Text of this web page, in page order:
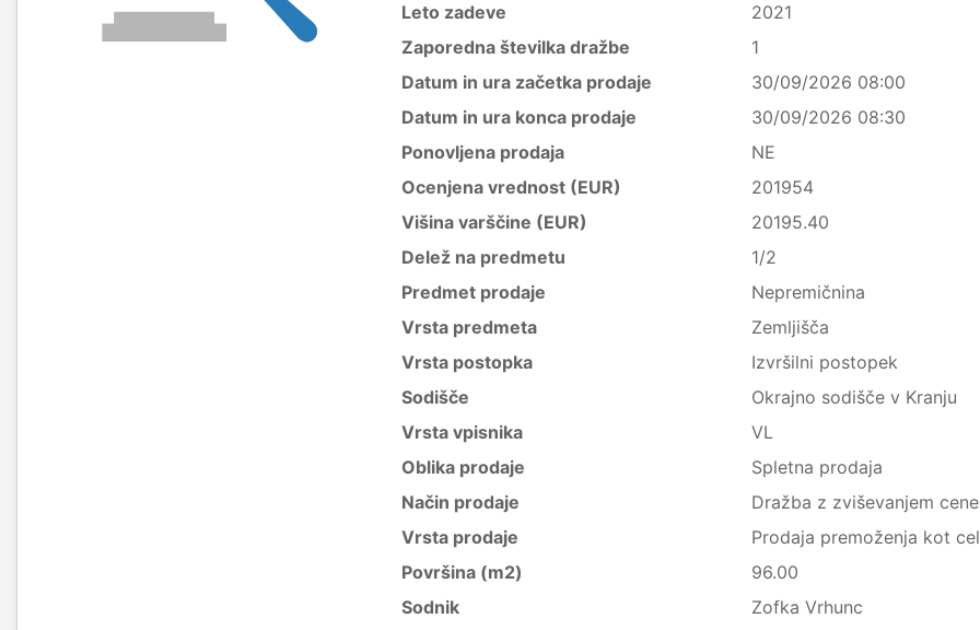
Leto zadeve
2021
Zaporedna številka dražbe
1
Datum in ura začetka prodaje
30/09/2026 08:00
Datum in ura konca prodaje
30/09/2026 08:30
Ponovljena prodaja
NE
Ocenjena vrednost (EUR)
201954
Višina varščine (EUR)
20195.40
Delež na predmetu
1/2
Predmet prodaje
Nepremičnina
Vrsta predmeta
Zemljišča
Vrsta postopka
Izvršilni postopek
Sodišče
Okrajno sodišče v Kranju
Vrsta vpisnika
VL
Oblika prodaje
Spletna prodaja
Način prodaje
Dražba z zviševanjem cene
Vrsta prodaje
Prodaja premoženja kot
Površina (m2)
96.00
Sodnik
Zofka Vrhunc